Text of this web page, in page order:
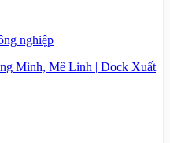
nghiệp
Minh, Mê Linh | Dock Xuất